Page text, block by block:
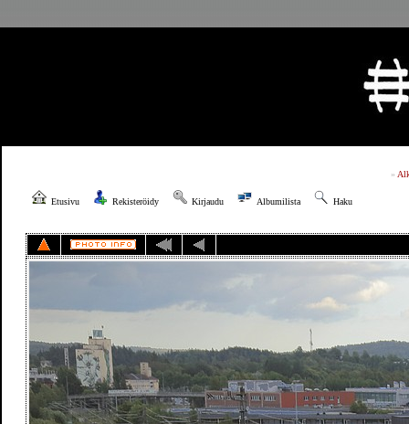
»
Etusivu Rekisteröidy Kirjaudu Albumilista Haku